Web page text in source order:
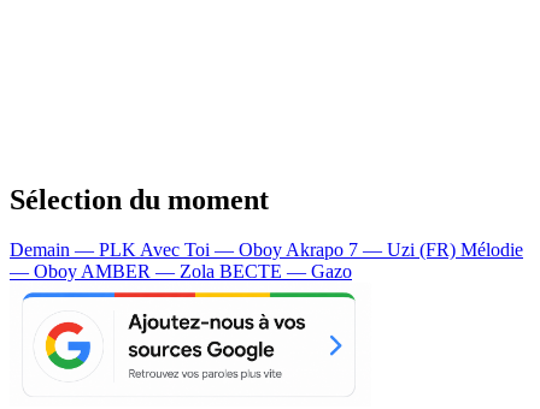
Sélection du moment
Demain — PLKAvec Toi — OboyAkrapo 7 — Uzi (FR) Mélodie
— OboyAMBER — Zola BECTE — Gazo